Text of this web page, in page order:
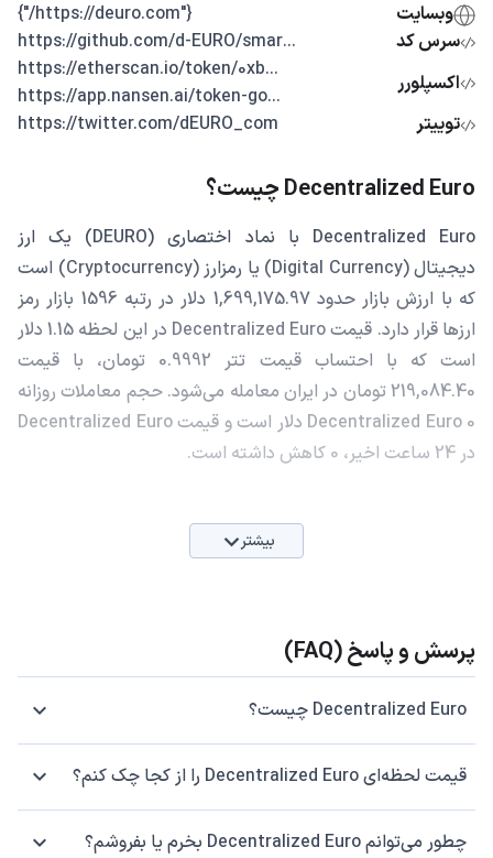
وبسایت
{"https://deuro.com/"}
سرس کد
...https://github.com/d-EURO/smar
اکسپلورر
...https://etherscan.io/token/0xb
...https://app.nansen.ai/token-go
توییتر
https://twitter.com/dEURO_com
Decentralized Euro چیست؟
Decentralized Euro با نماد اختصاری (DEURO) یک ارز
دیجیتال (Digital Currency) یا رمزارز (Cryptocurrency) است
که با ارزش بازار حدود 1,699,175.97 دلار در رتبه 1596 بازار رمز
ارزها قرار دارد. قیمت Decentralized Euro در این لحظه 1.15 دلار
است که با احتساب قیمت تتر 0.9992 تومان، با قیمت
219,084.40 تومان در ایران معامله می‌شود. حجم معاملات روزانه
Decentralized Euro 0 دلار است و قیمت Decentralized Euro
در 24 ساعت اخیر، 0 کاهش داشته است.
بیشتر
پرسش و پاسخ (FAQ)
Decentralized Euro چیست؟
قیمت لحظه‌ای Decentralized Euro را از کجا چک کنم؟
چطور می‌توانم Decentralized Euro بخرم یا بفروشم؟